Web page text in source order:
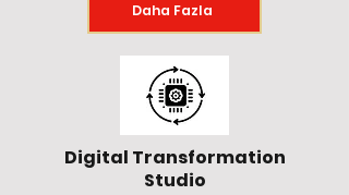
Daha Fazla
Digital Transformation
Studio